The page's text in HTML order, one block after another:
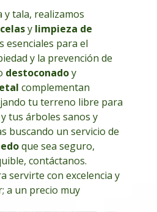
y tala, realizamos
y limpieza de
esenciales para el
y la prevención de
destoconadoy
complementan
tu terreno libre para
tus árboles sanos y
buscando un servicio de
que sea seguro,
contáctanos.
servirte con excelencia y
a un precio muy